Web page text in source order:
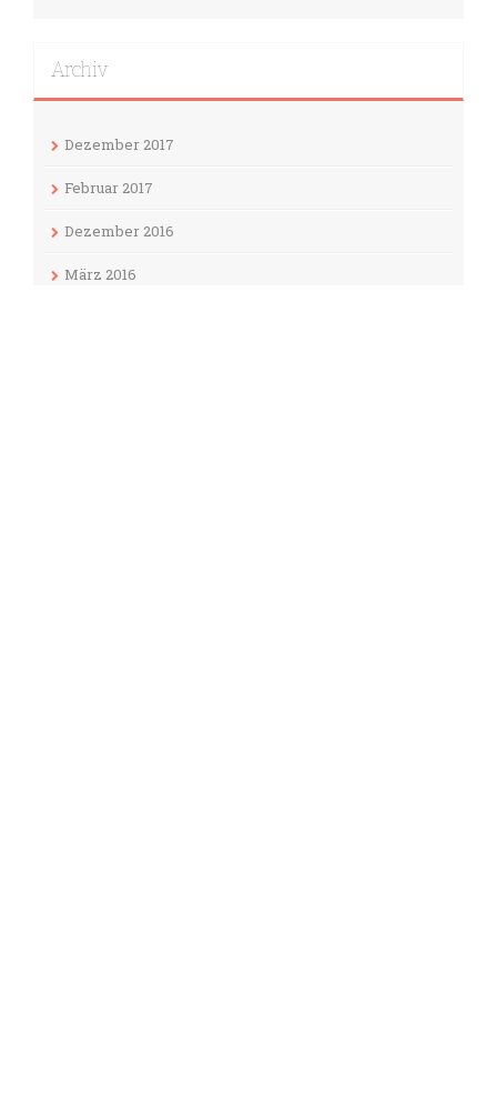
Archiv
Dezember 2017
Februar 2017
Dezember 2016
März 2016